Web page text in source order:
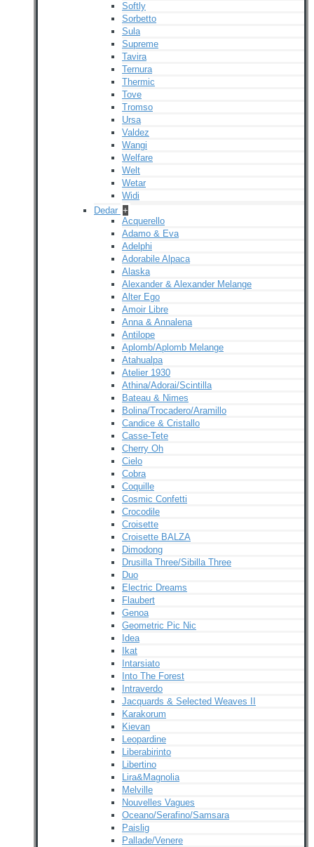
Softly
Sorbetto
Sula
Supreme
Tavira
Ternura
Thermic
Tove
Tromso
Ursa
Valdez
Wangi
Welfare
Welt
Wetar
Widi
Dedar +
Acquerello
Adamo & Eva
Adelphi
Adorabile Alpaca
Alaska
Alexander & Alexander Melange
Alter Ego
Amoir Libre
Anna & Annalena
Antilope
Aplomb/Aplomb Melange
Atahualpa
Atelier 1930
Athina/Adorai/Scintilla
Bateau & Nimes
Bolina/Trocadero/Aramillo
Candice & Cristallo
Casse-Tete
Cherry Oh
Cielo
Cobra
Coquille
Cosmic Confetti
Crocodile
Croisette
Croisette BALZA
Dimodong
Drusilla Three/Sibilla Three
Duo
Electric Dreams
Flaubert
Genoa
Geometric Pic Nic
Idea
Ikat
Intarsiato
Into The Forest
Intraverdo
Jacquards & Selected Weaves II
Karakorum
Kievan
Leopardine
Liberabirinto
Libertino
Lira&Magnolia
Melville
Nouvelles Vagues
Oceano/Serafino/Samsara
Paislig
Pallade/Venere